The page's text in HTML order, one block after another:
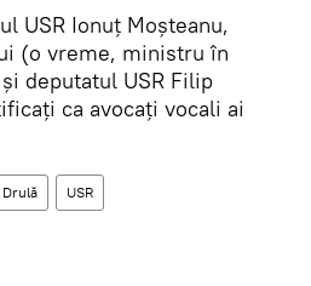
USR Ionuț Moșteanu,
(o vreme, ministru în
deputatul USR Filip
ca avocați vocali ai
USR